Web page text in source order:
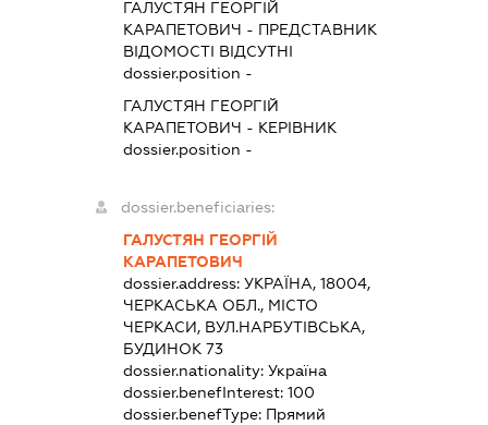
ГАЛУСТЯН ГЕОРГІЙ
КАРАПЕТОВИЧ - ПРЕДСТАВНИК
ВІДОМОСТІ ВІДСУТНІ
dossier.position -
ГАЛУСТЯН ГЕОРГІЙ
КАРАПЕТОВИЧ - КЕРІВНИК
dossier.position -
dossier.beneficiaries:
ГАЛУСТЯН ГЕОРГІЙ
КАРАПЕТОВИЧ
dossier.address:УКРАЇНА, 18004,
ЧЕРКАСЬКА ОБЛ., МІСТО
ЧЕРКАСИ, ВУЛ.НАРБУТІВСЬКА,
БУДИНОК 73
dossier.nationality:Україна
dossier.benefInterest:100
dossier.benefType: Прямий